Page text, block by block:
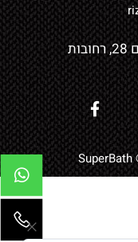
SuperBath